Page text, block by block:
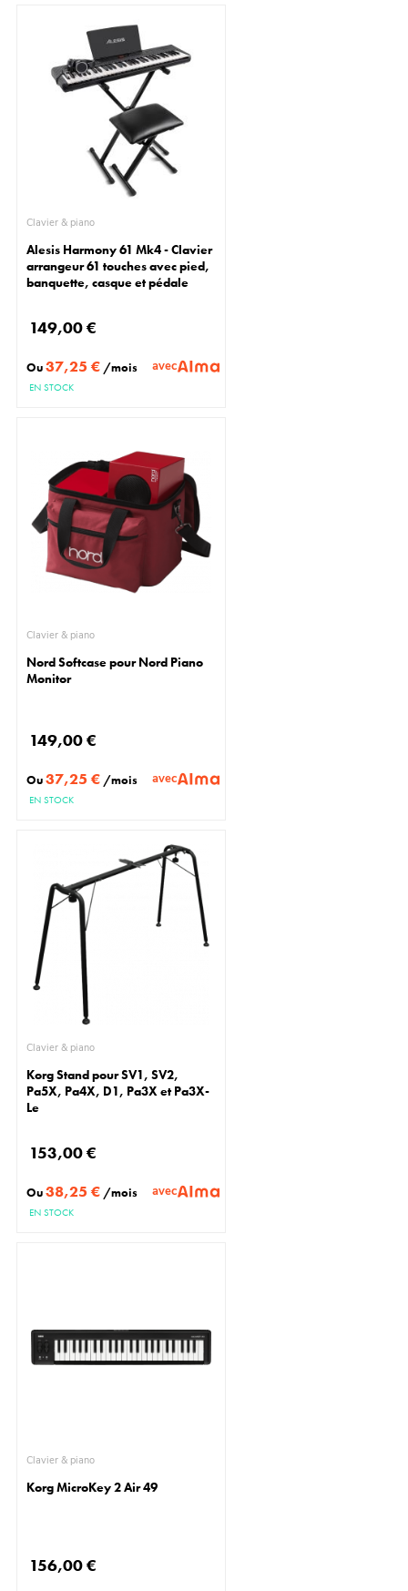
Clavier & piano
Alesis Harmony 61 Mk4 - Clavier
arrangeur 61 touches avec pied,
banquette, casque et pédale
149,00 €
Ou37,25 € /mois avec
EN STOCK
Clavier & piano
Nord Softcase pour Nord Piano
Monitor
149,00 €
Ou37,25 € /mois avec
EN STOCK
Clavier & piano
Korg Stand pour SV1, SV2,
Pa5X, Pa4X, D1, Pa3X et Pa3X-
Le
153,00 €
Ou38,25 € /mois avec
EN STOCK
Clavier & piano
Korg MicroKey 2 Air 49
156,00 €